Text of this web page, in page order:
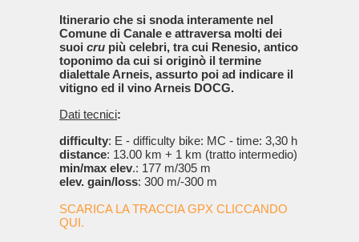
Itinerario che si snoda interamente nel
Comune di Canale e attraversa molti dei
suoi cru più celebri, tra cui Renesio, antico
toponimo da cui si originò il termine
dialettale Arneis, assurto poi ad indicare il
vitigno ed il vino Arneis DOCG.
Dati tecnici:
difficulty: E - difficulty bike: MC - time: 3,30 h
distance: 13.00 km + 1 km (tratto intermedio)
min/max elev.: 177 m/305 m
elev. gain/loss: 300 m/-300 m
SCARICA LA TRACCIA GPX CLICCANDO
QUI.